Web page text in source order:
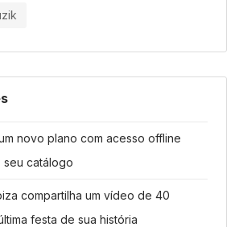
novo plano com acesso offline
seu catálogo
compartilha um vídeo de 40
festa de sua história